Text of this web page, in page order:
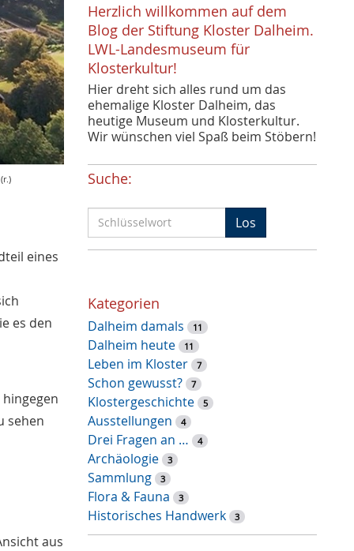
eines
es den
sehen
aus
Herzlich willkommen auf dem
Blog der Stiftung Kloster Dalheim.
LWL-Landesmuseum für
Klosterkultur!
Hier dreht sich alles rund um das
ehemalige Kloster Dalheim, das
heutige Museum und Klosterkultur.
Wir wünschen viel Spaß beim Stöbern!
Suche:
c
h
s
s
e
l
w
o
r
t
-
S
u
c
h
Los
Kategorien
Dalheim damals 11
Dalheim heute 11
Leben im Kloster 7
Schon gewusst? 7
Klostergeschichte 5
Ausstellungen 4
Drei Fragen an … 4
Archäologie 3
Sammlung 3
Flora & Fauna 3
Historisches Handwerk 3